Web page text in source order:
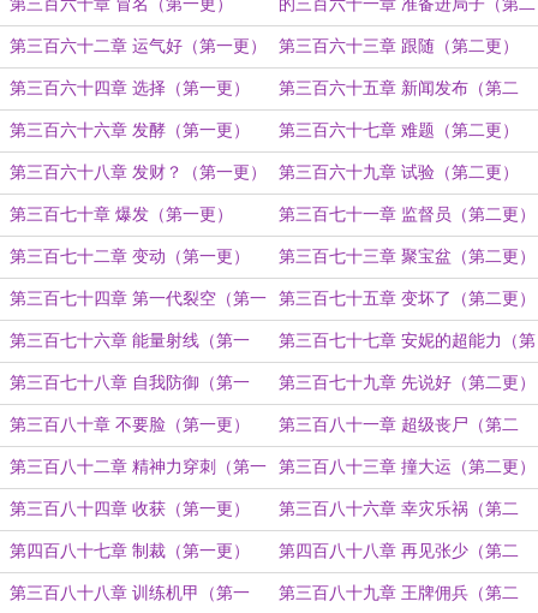
第三百六十章 冒名（第一更） 的三百六十一章 准备进局子（第二
更）
第三百六十二章 运气好（第一更） 第三百六十三章 跟随（第二更）
第三百六十四章 选择（第一更） 第三百六十五章 新闻发布（第二
更）
第三百六十六章 发酵（第一更） 第三百六十七章 难题（第二更）
第三百六十八章 发财？（第一更） 第三百六十九章 试验（第二更）
第三百七十章 爆发（第一更） 第三百七十一章 监督员（第二更）
第三百七十二章 变动（第一更） 第三百七十三章 聚宝盆（第二更）
第三百七十四章 第一代裂空（第一
更）
第三百七十五章 变坏了（第二更）
第三百七十六章 能量射线（第一
更）
第三百七十七章 安妮的超能力（第
二更）
第三百七十八章 自我防御（第一
更）
第三百七十九章 先说好（第二更）
第三百八十章 不要脸（第一更） 第三百八十一章 超级丧尸（第二
更）
第三百八十二章 精神力穿刺（第一
更）
第三百八十三章 撞大运（第二更）
第三百八十四章 收获（第一更） 第三百八十六章 幸灾乐祸（第二
更）
第四百八十七章 制裁（第一更） 第四百八十八章 再见张少（第二
更）
第三百八十八章 训练机甲（第一 第三百八十九章 王牌佣兵（第二